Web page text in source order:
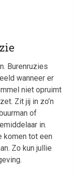
Burenruzies
wanneer er
niet opruimt
Zit jij in zo’n
of
in.
komen tot een
Zo kun jullie